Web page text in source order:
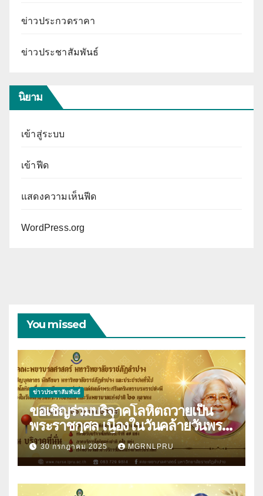
ข่าวประกวดราคา
ข่าวประชาสัมพันธ์
นิยาม
เข้าสู่ระบบ
เข้าฟีด
แสดงความเห็นฟีด
WordPress.org
You missed
ข่าวประชาสัมพันธ์
ขอเชิญร่วมบริจาคโลหิตถวายเป็น
พระราชกุศล เนื่องในวันคล้ายวันพระ
ราชสมภพสมเด็จพระศรีนครินทราบ
รมราชชนนี และวันพยาบาลแห่งชาติ
21 ตุลาคม 2568
30 กรกฎาคม 2025 MGRNLPRU